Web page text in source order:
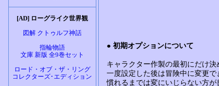
[AD] ローグライク世界観
図解 クトゥルフ神話
指輪物語
文庫 新版 全9巻セット
ロード・オブ・ザ・リング
コレクターズ･エディション